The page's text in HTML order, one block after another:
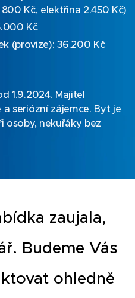
Kč, elektřina 2.450 Kč)
Kč
(provize): 36.200 Kč
1.9.2024. Majitel
seriózní zájemce. Byt je
osoby, nekuřáky bez
zaujala,
Budeme Vás
ohledně